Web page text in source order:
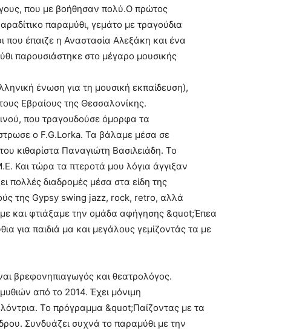
που με βοήθησαν πολύ.Ο πρώτος
παραμύθι, γεμάτο με τραγούδια
που έπαιζε η Αναστασία Αλεξάκη και ένα
παρουσιάστηκε στο μέγαρο μουσικής
ένωση για τη μουσική εκπαίδευση),
Εβραίους της Θεσσαλονίκης.
που τραγουδούσε όμορφα τα
ο F.G.Lorka. Τα βάλαμε μέσα σε
κιθαρίστα Παναγιώτη Βασιλειάδη. Το
Και τώρα τα πτεροτά μου λόγια άγγιξαν
πολλές διαδρομές μέσα στα είδη της
της Gypsy swing jazz, rock, retro, αλλά
και φτιάξαμε την ομάδα αφήγησης &quot;Έπεα
για παιδιά μα και μεγάλους γεμίζοντάς τα με
βρεφονηπιαγωγός και θεατρολόγος.
από το 2014. Έχει μόνιμη
Το πρόγραμμα &quot;Παίζοντας με τα
Συνδυάζει συχνά το παραμύθι με την